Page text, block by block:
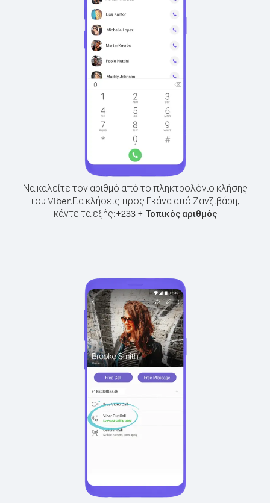
Να καλείτε τον αριθμό από το πληκτρολόγιο κλήσης
του Viber.Για κλήσεις προς Γκάνα από Ζανζιβάρη,
κάντε τα εξής:+233+ Τοπικός αριθμός